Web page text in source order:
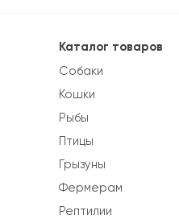
Каталог товаров
Собаки
Кошки
Рыбы
Птицы
Грызуны
Фермерам
Рептилии